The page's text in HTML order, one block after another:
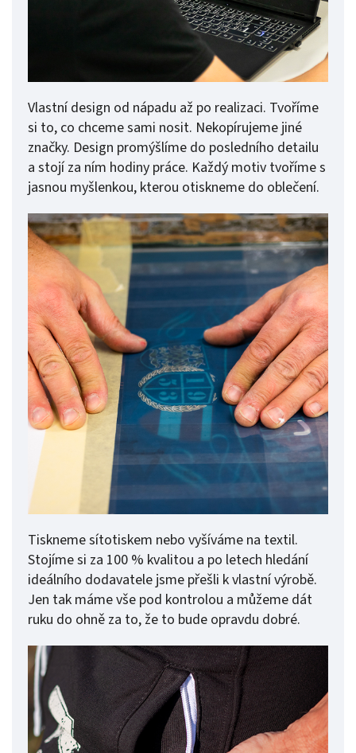
Vlastní design od nápadu až po realizaci. Tvoříme
si to, co chceme sami nosit. Nekopírujeme jiné
značky. Design promýšlíme do posledního detailu
a stojí za ním hodiny práce. Každý motiv tvoříme s
jasnou myšlenkou, kterou otiskneme do oblečení.
Tiskneme sítotiskem nebo vyšíváme na textil.
Stojíme si za 100 % kvalitou a po letech hledání
ideálního dodavatele jsme přešli k vlastní výrobě.
Jen tak máme vše pod kontrolou a můžeme dát
ruku do ohně za to, že to bude opravdu dobré.